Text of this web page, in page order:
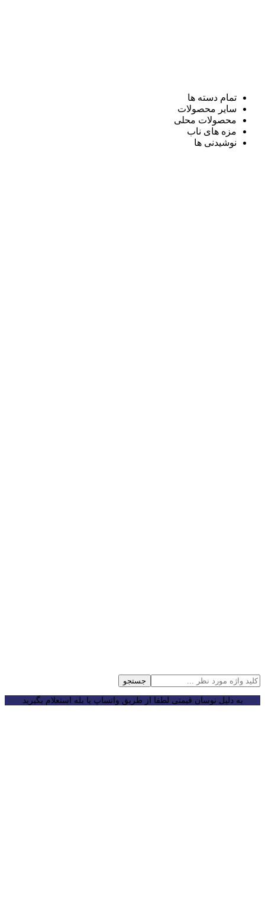
تمام دسته ها
سایر محصولات
محصولات محلی
مزه های ناب
نوشیدنی ها
جستجو
به دلیل نوسان قیمتی لطفا از طریق واتساپ یا بله استعلام بگیرید